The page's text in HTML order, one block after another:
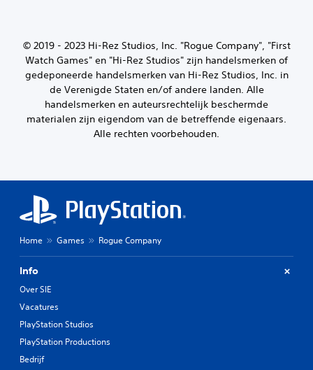
© 2019 - 2023 Hi-Rez Studios, Inc. "Rogue Company", "First
Watch Games" en "Hi-Rez Studios" zijn handelsmerken of
gedeponeerde handelsmerken van Hi-Rez Studios, Inc. in
de Verenigde Staten en/of andere landen. Alle
handelsmerken en auteursrechtelijk beschermde
materialen zijn eigendom van de betreffende eigenaars.
Alle rechten voorbehouden.
Home Games Rogue Company
Info
Over SIE
Vacatures
PlayStation Studios
PlayStation Productions
Bedrijf